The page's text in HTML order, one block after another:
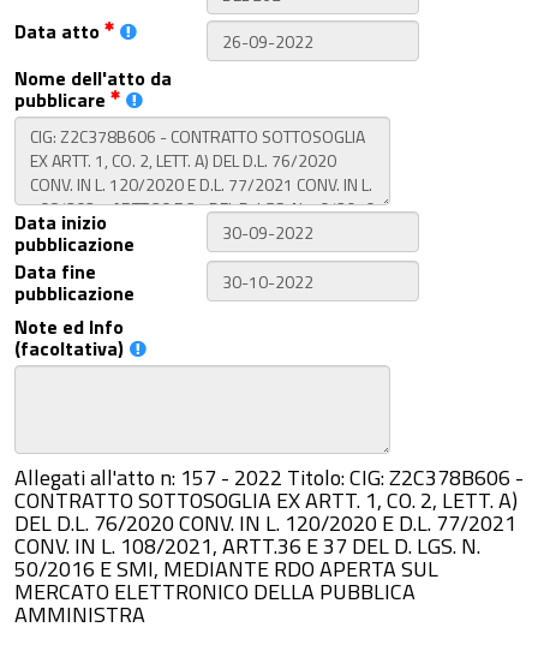
Data atto
Nome dell'atto da
pubblicare
Data inizio
pubblicazione
Data fine
pubblicazione
Note ed Info
(facoltativa)
Allegati all'atto n: 157 - 2022 Titolo: CIG: Z2C378B606 -
CONTRATTO SOTTOSOGLIA EX ARTT. 1, CO. 2, LETT. A)
DEL D.L. 76/2020 CONV. IN L. 120/2020 E D.L. 77/2021
CONV. IN L. 108/2021, ARTT.36 E 37 DEL D. LGS. N.
50/2016 E SMI, MEDIANTE RDO APERTA SUL
MERCATO ELETTRONICO DELLA PUBBLICA
AMMINISTRA